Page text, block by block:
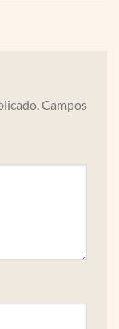
Campos